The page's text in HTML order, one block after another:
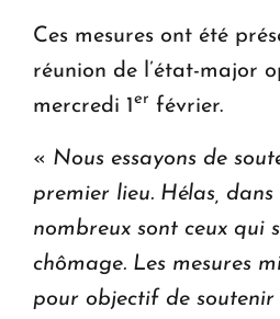
Ces mesures ont été
réunion de l’état-major
mercredi 1 er février.
« Nous essayons de
premier lieu. Hélas, dans
nombreux sont ceux qui
chômage. Les mesures
pour objectif de